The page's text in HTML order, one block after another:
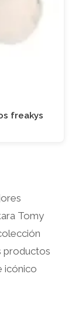
freakys
Tomy
productos
icónico